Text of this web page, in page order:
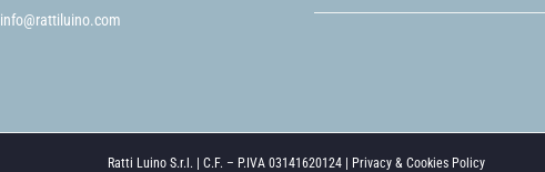
info@rattiluino.com
Ratti Luino S.r.l. | C.F. – P.IVA 03141620124 | Privacy & Cookies Policy